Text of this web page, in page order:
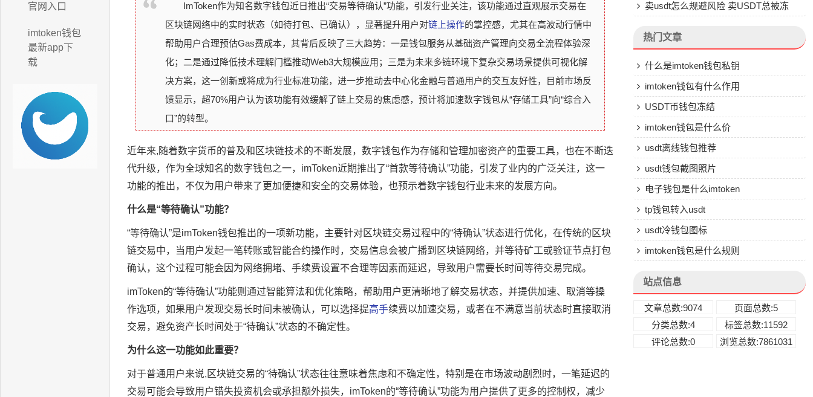
官网入口
imtoken钱包
最新app下
载
ImToken作为知名数字钱包近日推出“交易等待确认”功能，引发行业关注，该功能通过直观展示交易在
区块链网络中的实时状态（如待打包、已确认），显著提升用户对链上操作的掌控感，尤其在高波动行情中
帮助用户合理预估Gas费成本，其背后反映了三大趋势：一是钱包服务从基础资产管理向交易全流程体验深
化；二是通过降低技术理解门槛推动Web3大规模应用；三是为未来多链环境下复杂交易场景提供可视化解
决方案，这一创新或将成为行业标准功能，进一步推动去中心化金融与普通用户的交互友好性，目前市场反
馈显示，超70%用户认为该功能有效缓解了链上交易的焦虑感，预计将加速数字钱包从“存储工具”向“综合入
口”的转型。
近年来,随着数字货币的普及和区块链技术的不断发展，数字钱包作为存储和管理加密资产的重要工具，也在不断迭
代升级，作为全球知名的数字钱包之一，imToken近期推出了“首款等待确认”功能，引发了业内的广泛关注，这一
功能的推出，不仅为用户带来了更加便捷和安全的交易体验，也预示着数字钱包行业未来的发展方向。
什么是“等待确认”功能？
“等待确认”是imToken钱包推出的一项新功能，主要针对区块链交易过程中的“待确认”状态进行优化，在传统的区块
链交易中，当用户发起一笔转账或智能合约操作时，交易信息会被广播到区块链网络，并等待矿工或验证节点打包
确认，这个过程可能会因为网络拥堵、手续费设置不合理等因素而延迟，导致用户需要长时间等待交易完成。
imToken的“等待确认”功能则通过智能算法和优化策略，帮助用户更清晰地了解交易状态，并提供加速、取消等操
作选项，如果用户发现交易长时间未被确认，可以选择提高手续费以加速交易，或者在不满意当前状态时直接取消
交易，避免资产长时间处于“待确认”状态的不确定性。
为什么这一功能如此重要？
对于普通用户来说,区块链交易的“待确认”状态往往意味着焦虑和不确定性，特别是在市场波动剧烈时，一笔延迟的
交易可能会导致用户错失投资机会或承担额外损失，imToken的“等待确认”功能为用户提供了更多的控制权，减少
你的钱
卖usdt怎么规避风险 卖USDT总被冻
热门文章
什么是imtoken钱包私钥
imtoken钱包有什么作用
USDT币钱包冻结
imtoken钱包是什么价
usdt离线钱包推荐
usdt钱包截图照片
电子钱包是什么imtoken
tp钱包转入usdt
usdt冷钱包图标
imtoken钱包是什么规则
站点信息
文章总数:9074
页面总数:5
分类总数:4
标签总数:11592
评论总数:0
浏览总数:7861031